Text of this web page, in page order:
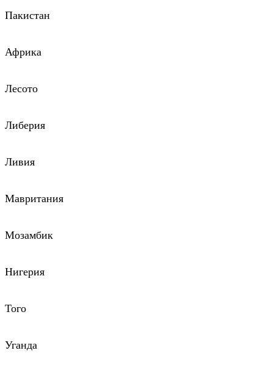
Пакистан
Африка
Лесото
Либерия
Ливия
Мавритания
Мозамбик
Нигерия
Того
Уганда